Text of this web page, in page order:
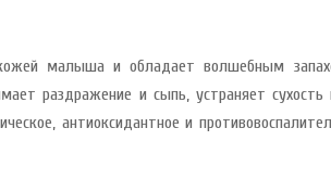
малыша и обладает волшебным
раздражение и сыпь, устраняет
антиоксидантное и